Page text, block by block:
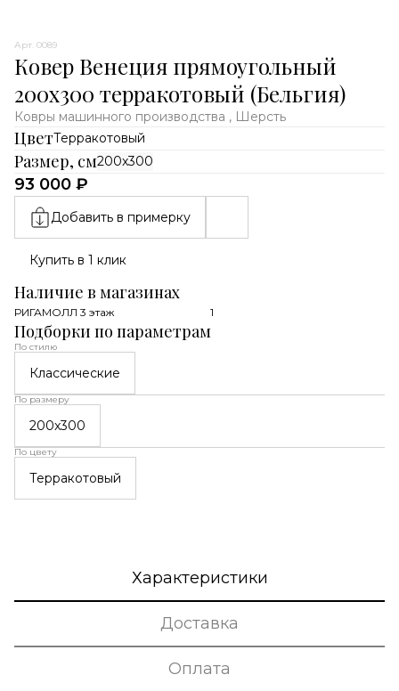
Арт. 0089
Ковер Венеция прямоугольный
200x300 терракотовый (Бельгия)
Ковры машинного производства , Шерсть
ЦветТерракотовый
Размер, см200x300
93 000 ₽
Добавить в примерку
Купить в 1 клик
Наличие в магазинах
РИГАМОЛЛ 3 этаж 1
Подборки по параметрам
По стилю
Классические
По размеру
200x300
По цвету
Терракотовый
Характеристики
Доставка
Оплата